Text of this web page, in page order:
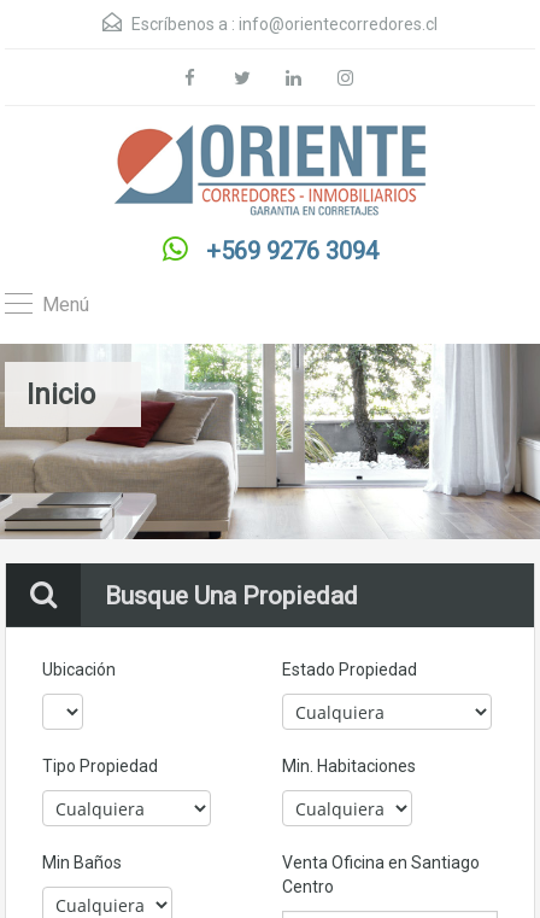
Escríbenos a : info@orientecorredores.cl
+569 9276 3094
Menú
Inicio
Busque Una Propiedad
Ubicación Estado Propiedad
Tipo Propiedad Min. Habitaciones
Min Baños
Venta Oficina en Santiago
Centro